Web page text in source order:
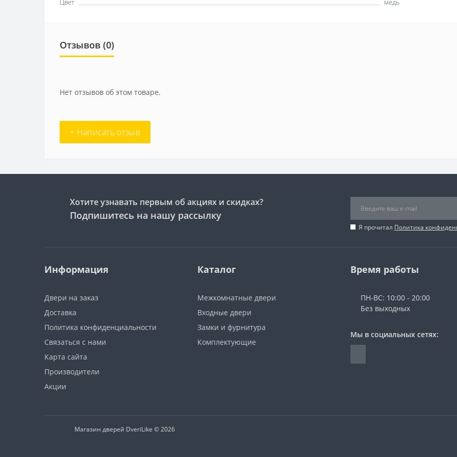
Отзывов (0)
Нет отзывов об этом товаре.
+ Написать отзыв
Хотите узнавать первым об акциях и скидках?
Подпишитесь на нашу рассылку
Я прочитал Политика
Информация
Двери на заказ
Доставка
Политика конфиденциальности
Связаться с нами
Карта сайта
Производители
Акции
Каталог
Межкомнатные двери
Входные двери
Замки и фурнитура
Комплектующие
Время работы
ПН-ВС: 10:00 - 20:00
Без выходных
Мы в социальных сетях:
Магазин дверей DveriLike © 2026